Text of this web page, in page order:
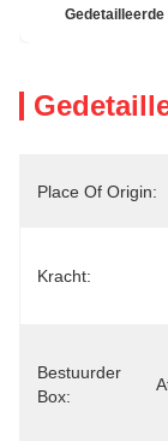
Place Of Origin:
Kracht:
Bestuurder
Box: